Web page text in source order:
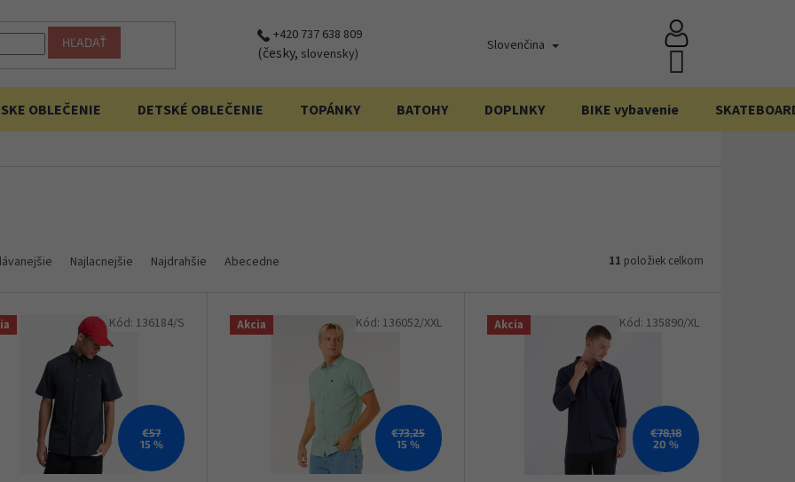
HĽADAŤ +420 737 638 809
(česky, slovensky)
Slovenčina
OBLEČENIE DETSKÉ OBLEČENIE TOPÁNKY BATOHY DOPLNKY BIKE vybavenie
Najlacnejšie Najdrahšie Abecedne 11 položiek celkom
€57
15 %
Kód: 136184/S Akcia
€73,25
15 %
Kód: 136052/XXL Akcia
€78,18
20 %
Kód: 135890/XL